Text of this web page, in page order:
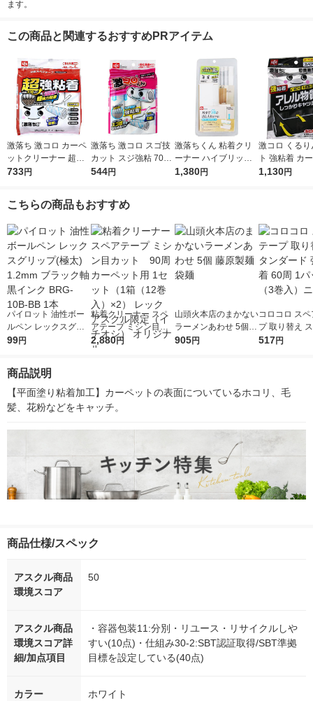
ます。
この商品と関連するおすすめPRアイテム
激落ち 激コロ カーペ
ットクリーナー 超強
粘着 70周 スペア 4P
733円
激落ち 激コロ スゴ技
カット スジ強粘 70周
スペア 3P レック
544円
激落ちくん 粘着クリ
ーナー ハイブリッド
（片手で立てて収納）
1,380円
激コロ くるり
ト 強粘着 カ
クリーナー
1,130円
こちらの商品もおすすめ
パイロット 油性ボー
ルペン レックスグリ
ップ(極太) 1.2mm ブ
99円
粘着クリーナー スペ
アテープ ミシン目カ
ット 90周 カーペッ
シ） オリジナル
2,880円
山頭火本店のまかない
ラーメンあわせ 5個
藤原製麺 袋麺
905円
コロコロ ス
プ 取り替え
ード 強力粘
517円
商品説明
【平面塗り粘着加工】カーペットの表面についているホコリ、毛
髪、花粉などをキャッチ。
商品仕様/スペック
アスクル商品
環境スコア
50
アスクル商品
環境スコア詳
細/加点項目
・容器包装11:分別・リユース・リサイクルしや
すい(10点)・仕組み30-2:SBT認証取得/SBT準拠
目標を設定している(40点)
カラー ホワイト